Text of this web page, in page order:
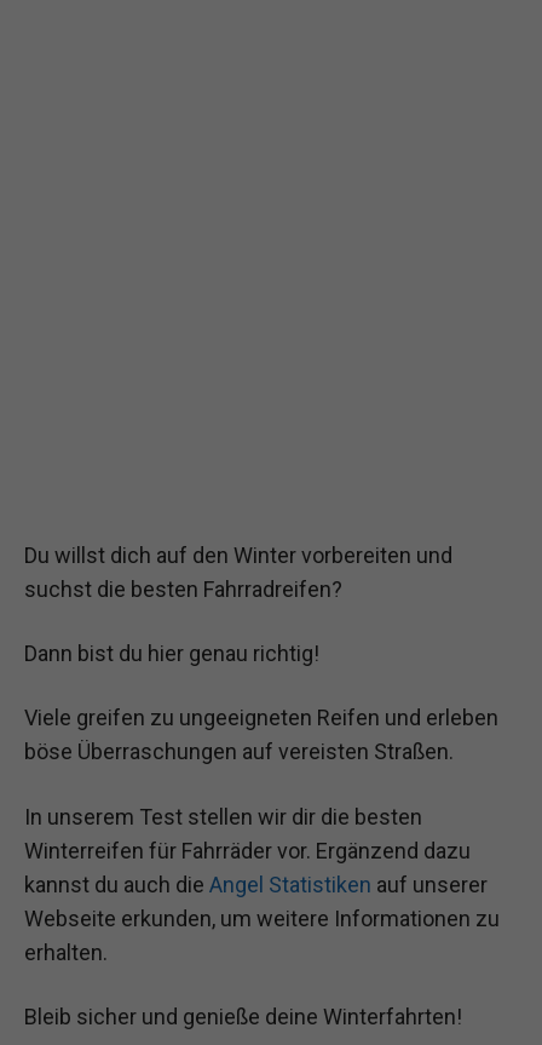
Du willst dich auf den Winter vorbereiten und
suchst die besten Fahrradreifen?
Dann bist du hier genau richtig!
Viele greifen zu ungeeigneten Reifen und erleben
böse Überraschungen auf vereisten Straßen.
In unserem Test stellen wir dir die besten
Winterreifen für Fahrräder vor. Ergänzend dazu
kannst du auch die Angel Statistiken auf unserer
Webseite erkunden, um weitere Informationen zu
erhalten.
Bleib sicher und genieße deine Winterfahrten!